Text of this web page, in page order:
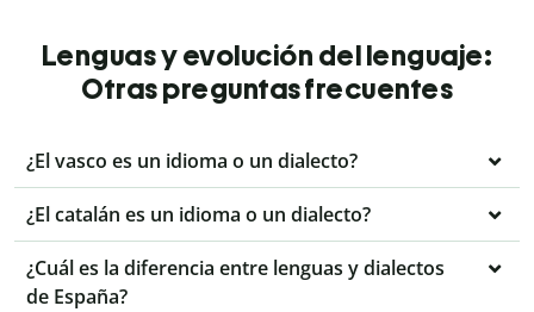
Lenguas y evolución del lenguaje:
Otras preguntas frecuentes
¿El vasco es un idioma o un dialecto?
¿El catalán es un idioma o un dialecto?
¿Cuál es la diferencia entre lenguas y dialectos
de España?